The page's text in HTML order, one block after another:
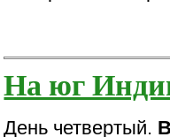
На юг
День четвертый.